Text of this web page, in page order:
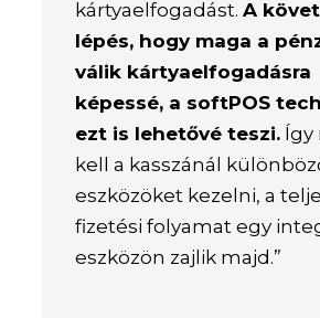
kártyaelfogadást.A
lépés, hogy maga a
válik kártyaelfogadásra
képessé, a softPOS
ezt is lehetővé teszi. Így
kell a kasszánál
eszközöket kezelni, a
fizetési folyamat egy
eszközön zajlik majd.”